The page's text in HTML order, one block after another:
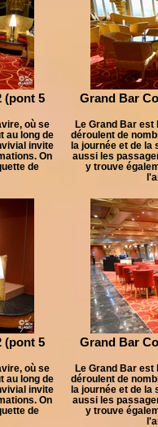
(pont 5
où se
au long de
invite
On
de
Grand Bar
Le Grand Bar est
déroulent de
la journée et de la
aussi les
y trouve
(pont 5
où se
au long de
invite
On
de
Grand Bar
Le Grand Bar est
déroulent de
la journée et de la
aussi les
y trouve